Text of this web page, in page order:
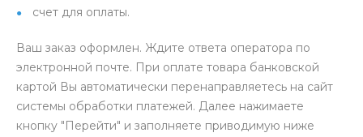
счет для оплаты.
Ваш заказ оформлен. Ждите ответа оператора по
электронной почте. При оплате товара банковской
картой Вы автоматически перенаправляетесь на сайт
системы обработки платежей. Далее нажимаете
кнопку "Перейти" и заполняете приводимую ниже